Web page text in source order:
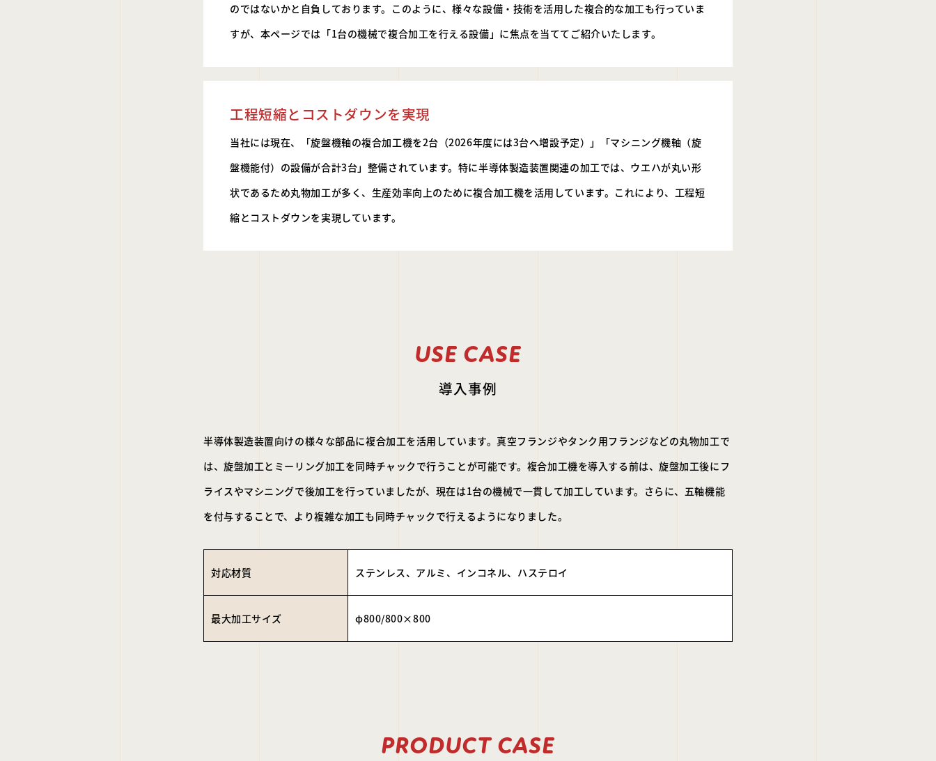
のではないかと自負しております。このように、様々な設備・技術を活用した複合的な加工も行っていま
すが、本ページでは「1台の機械で複合加工を行える設備」に焦点を当ててご紹介いたします。
工程短縮とコストダウンを実現
当社には現在、「旋盤機軸の複合加工機を2台（2026年度には3台へ増設予定）」「マシニング機軸（旋
盤機能付）の設備が合計3台」整備されています。特に半導体製造装置関連の加工では、ウエハが丸い形
状であるため丸物加工が多く、生産効率向上のために複合加工機を活用しています。これにより、工程短
縮とコストダウンを実現しています。
USE CASE
導入事例
半導体製造装置向けの様々な部品に複合加工を活用しています。真空フランジやタンク用フランジなどの丸物加工で
は、旋盤加工とミーリング加工を同時チャックで行うことが可能です。複合加工機を導入する前は、旋盤加工後にフ
ライスやマシニングで後加工を行っていましたが、現在は1台の機械で一貫して加工しています。さらに、五軸機能
を付与することで、より複雑な加工も同時チャックで行えるようになりました。
対応材質 ステンレス、アルミ、インコネル、ハステロイ
最大加工サイズ φ800/800×800
PRODUCT CASE